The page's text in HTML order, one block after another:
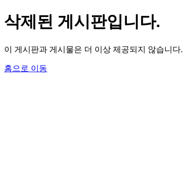
삭제된 게시판입니다.
이 게시판과 게시물은 더 이상 제공되지 않습니다.
홈으로 이동